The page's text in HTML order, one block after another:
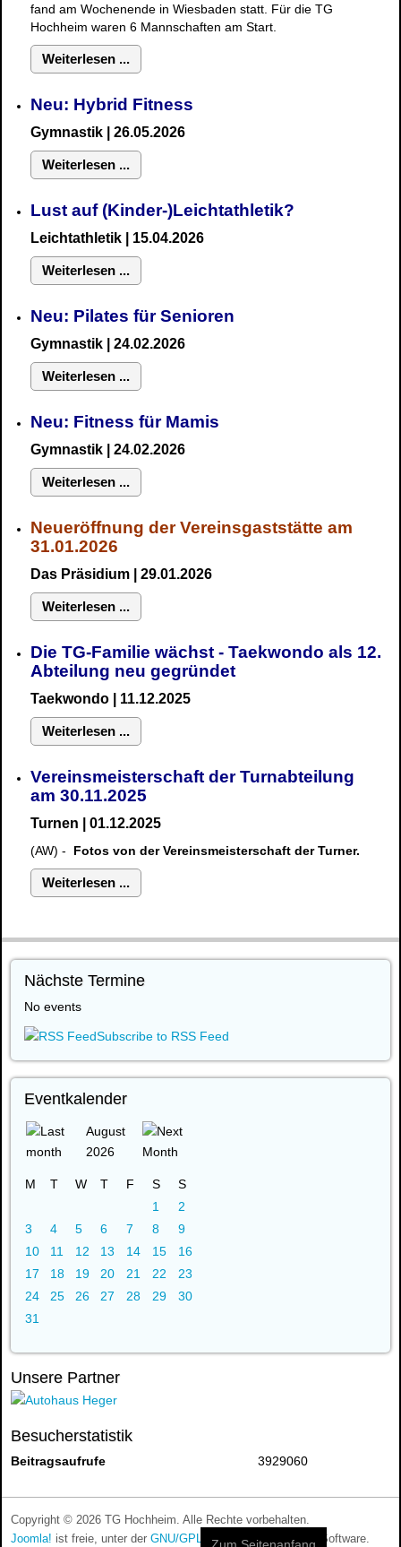
fand am Wochenende in Wiesbaden statt. Für die TG
Hochheim waren 6 Mannschaften am Start.
Weiterlesen ...
Neu: Hybrid Fitness
Gymnastik | 26.05.2026
Weiterlesen ...
Lust auf (Kinder-)Leichtathletik?
Leichtathletik | 15.04.2026
Weiterlesen ...
Neu: Pilates für Senioren
Gymnastik | 24.02.2026
Weiterlesen ...
Neu: Fitness für Mamis
Gymnastik | 24.02.2026
Weiterlesen ...
Neueröffnung der Vereinsgaststätte am
31.01.2026
Das Präsidium | 29.01.2026
Weiterlesen ...
Die TG-Familie wächst - Taekwondo als 12.
Abteilung neu gegründet
Taekwondo | 11.12.2025
Weiterlesen ...
Vereinsmeisterschaft der Turnabteilung
am 30.11.2025
Turnen | 01.12.2025
(AW) - Fotos von der Vereinsmeisterschaft der Turner.
Weiterlesen ...
Nächste Termine
No events
Subscribe to RSS Feed
Eventkalender
August
2026
M T W T F S
S
1
2
3
4 5 6 7 8
9
10
11 12 13 14 15
16
17
18 19 20 21 22
23
24
25 26 27 28 29
30
31
Unsere Partner
Besucherstatistik
Beitragsaufrufe 3929060
Copyright © 2026 TG Hochheim. Alle Rechte vorbehalten.
Joomla! ist freie, unter der GNU/GPL-Lizenz veröffentlichte Software.